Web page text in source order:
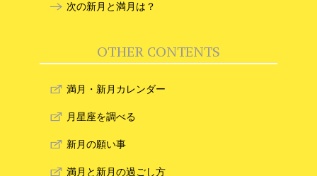
次の新月と満月は？
OTHER CONTENTS
満月・新月カレンダー
月星座を調べる
新月の願い事
満月と新月の過ごし方